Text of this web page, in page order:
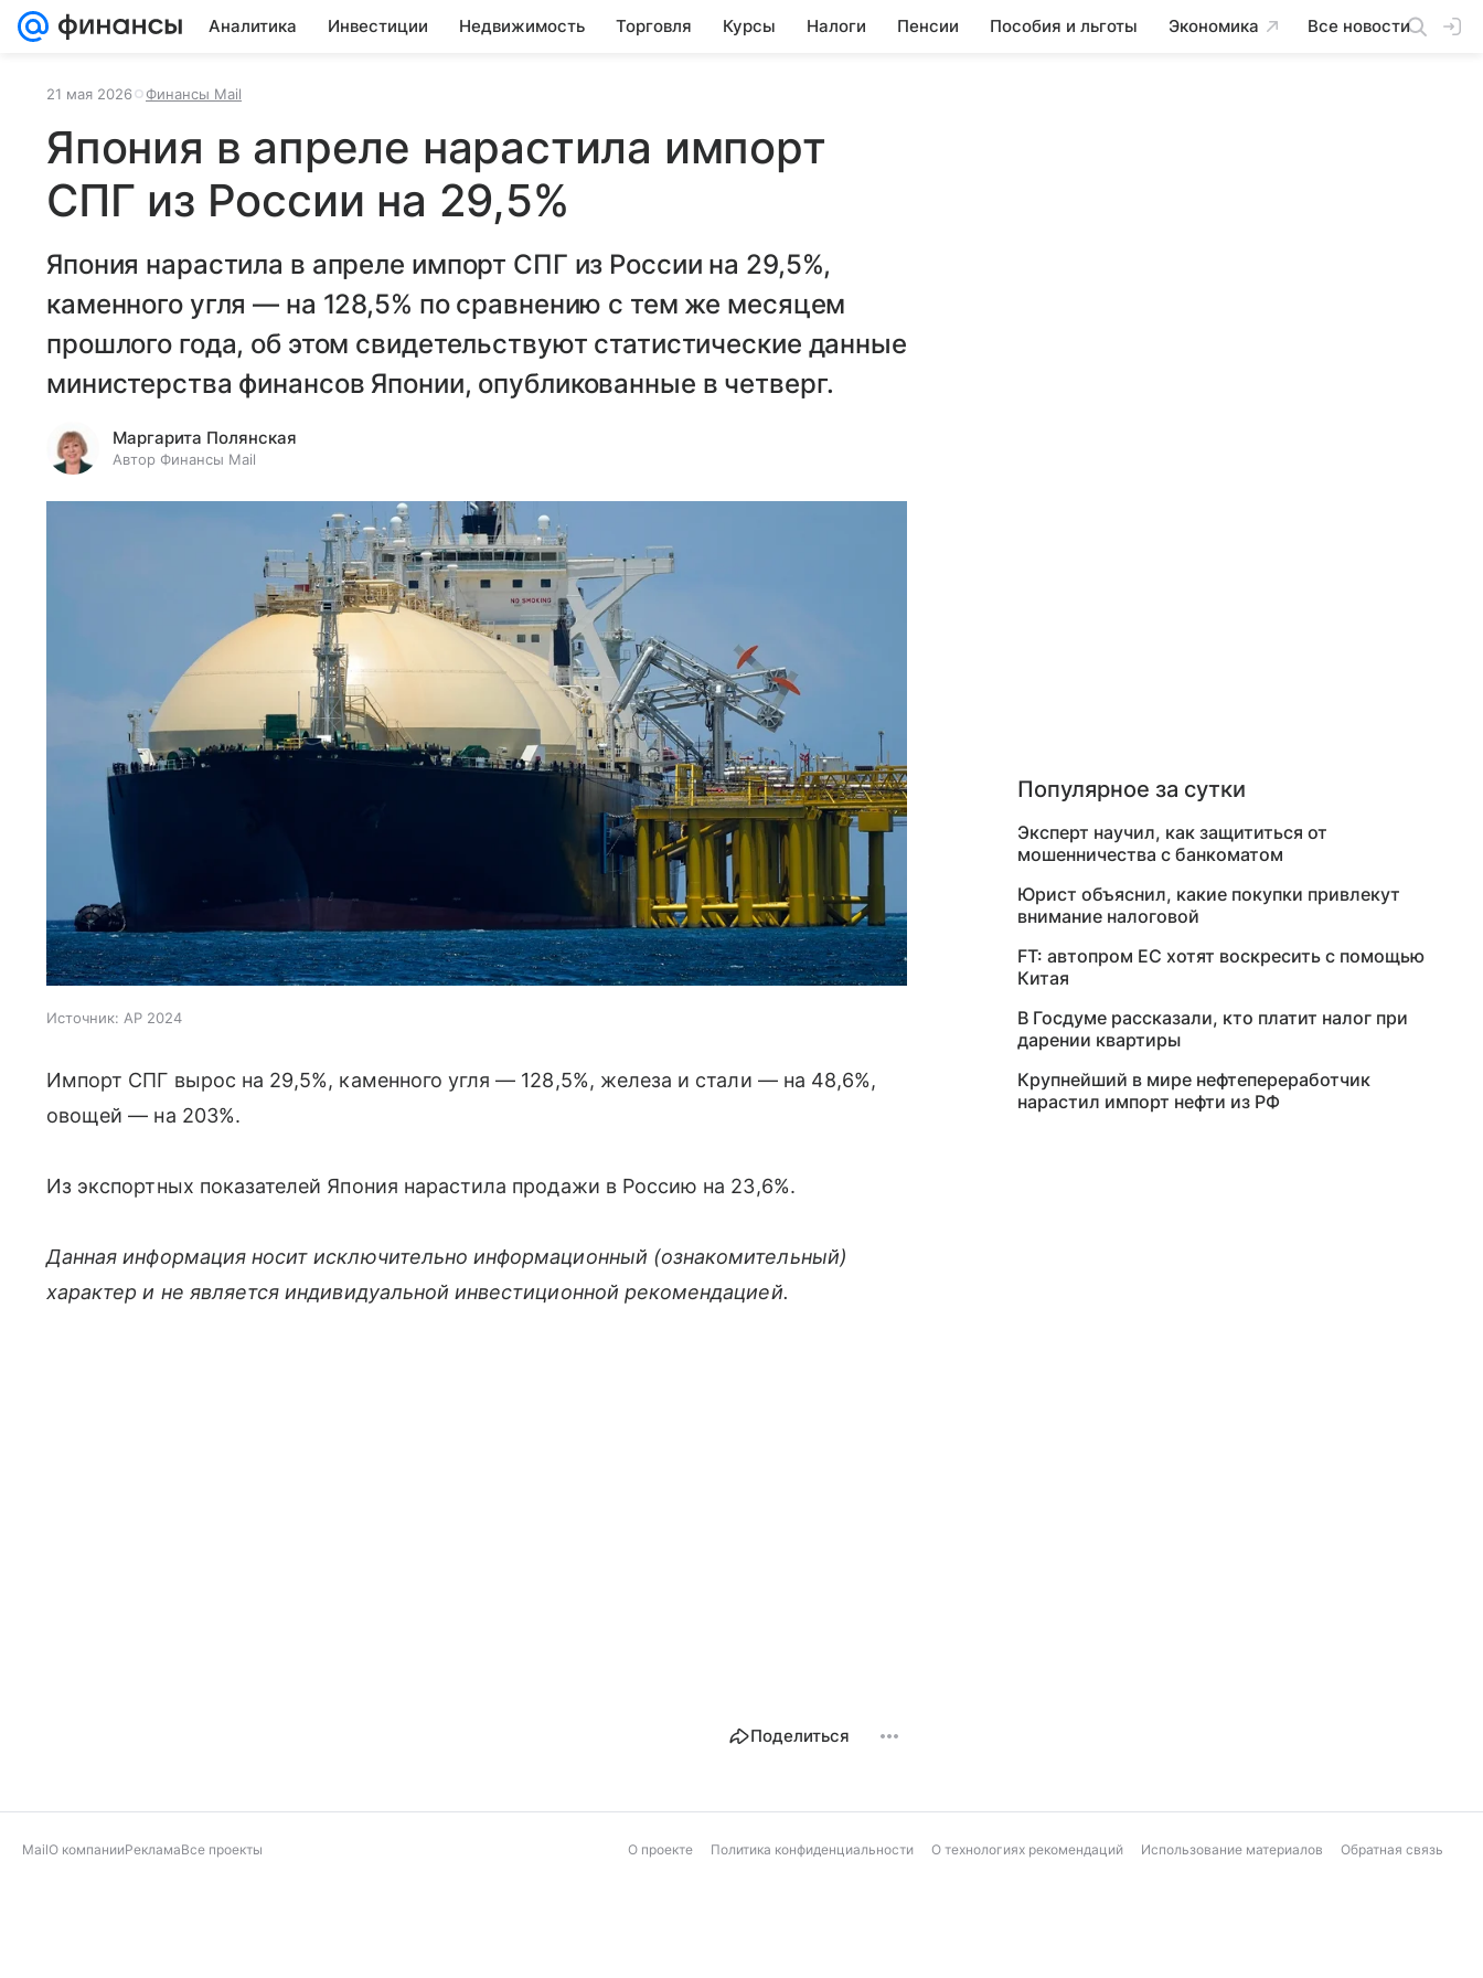
Аналитика Инвестиции Недвижимость Торговля Курсы Налоги Пенсии Пособия и льготы Экономика Все новости
21 мая 2026 Финансы Mail
Япония в апреле нарастила импорт
СПГ из России на 29,5%
Япония нарастила в апреле импорт СПГ из России на 29,5%,
каменного угля — на 128,5% по сравнению с тем же месяцем
прошлого года, об этом свидетельствуют статистические данные
министерства финансов Японии, опубликованные в четверг.
Маргарита Полянская
Автор Финансы Mail
Источник: AP 2024
Импорт СПГ вырос на 29,5%, каменного угля — 128,5%, железа и стали — на 48,6%,
овощей — на 203%.
Из экспортных показателей Япония нарастила продажи в Россию на 23,6%.
Данная информация носит исключительно информационный (ознакомительный)
характер и не является индивидуальной инвестиционной рекомендацией.
Поделиться
Популярное за сутки
Эксперт научил, как защититься от
мошенничества с банкоматом
Юрист объяснил, какие покупки привлекут
внимание налоговой
FT: автопром ЕС хотят воскресить с помощью
Китая
В Госдуме рассказали, кто платит налог при
дарении квартиры
Крупнейший в мире нефтепереработчик
нарастил импорт нефти из РФ
MailО компанииРекламаВсе проекты О проекте Политика конфиденциальности О технологиях рекомендаций Использование материалов Обратная связь